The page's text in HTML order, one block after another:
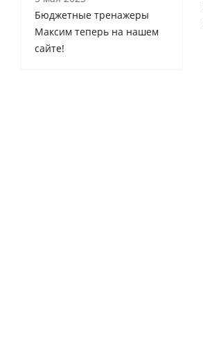
Бюджетные тренажеры
Максим теперь на нашем
сайте!